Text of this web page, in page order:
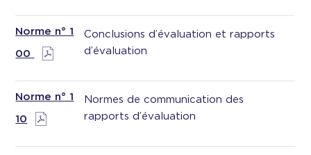
Norme n° 1
00
Conclusions d’évaluation et rapports
d’évaluation
Norme n° 1
10
Normes de communication des
rapports d’évaluation